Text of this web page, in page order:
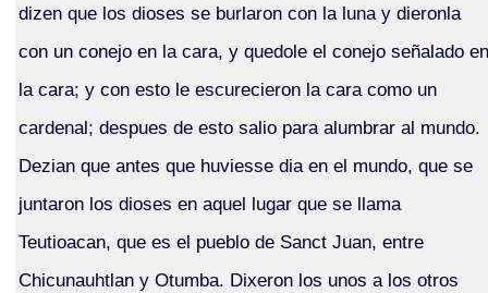
dizen que los dioses se burlaron con la luna y dieronla
con un conejo en la cara, y quedole el conejo señalado en
la cara; y con esto le escurecieron la cara como un
cardenal; despues de esto salio para alumbrar al mundo.
Dezian que antes que huviesse dia en el mundo, que se
juntaron los dioses en aquel lugar que se llama
Teutioacan, que es el pueblo de Sanct Juan, entre
Chicunauhtlan y Otumba. Dixeron los unos a los otros